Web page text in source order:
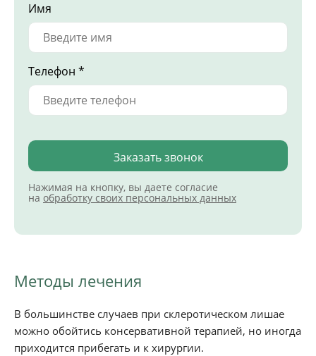
Имя
Телефон *
Заказать звонок
Нажимая на кнопку, вы даете согласие
на обработку своих персональных данных
Методы лечения
В большинстве случаев при склеротическом лишае
можно обойтись консервативной терапией, но иногда
приходится прибегать и к хирургии.